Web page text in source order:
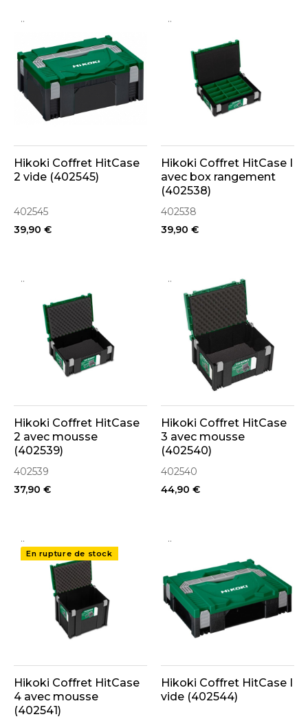
..
Hikoki Coffret HitCase
2 vide (402545)
402545
39,90 €
..
Hikoki Coffret HitCase I
avec box rangement
(402538)
402538
39,90 €
..
Hikoki Coffret HitCase
2 avec mousse
(402539)
402539
37,90 €
..
Hikoki Coffret HitCase
3 avec mousse
(402540)
402540
44,90 €
..
En rupture de stock
Hikoki Coffret HitCase
4 avec mousse
(402541)
..
Hikoki Coffret HitCase I
vide (402544)